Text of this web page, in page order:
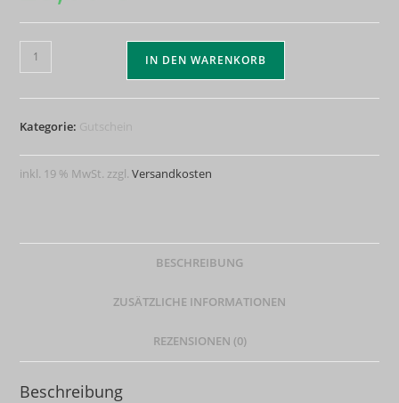
Wertgutschein
25,-
€
IN DEN WARENKORB
Kategorie: Gutschein
inkl. 19 % MwSt. zzgl.Versandkosten
BESCHREIBUNG
ZUSÄTZLICHE INFORMATIONEN
REZENSIONEN (0)
Beschreibung